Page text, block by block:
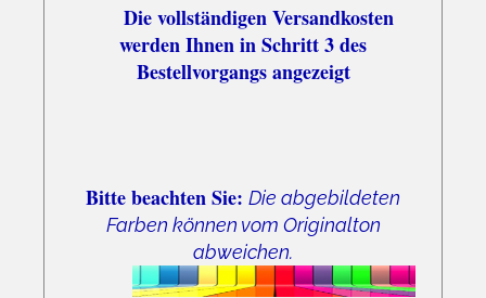
Die vollständigen Versandkosten
werden Ihnen in Schritt 3 des
Bestellvorgangs angezeigt
Bitte beachten Sie: Die abgebildeten
Farben können vom Originalton
abweichen.